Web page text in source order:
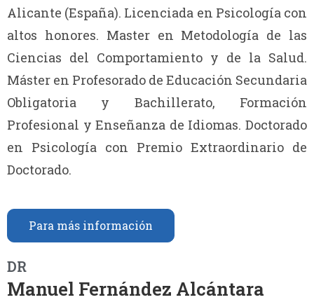
Alicante (España). Licenciada en Psicología con
altos honores. Master en Metodología de las
Ciencias del Comportamiento y de la Salud.
Máster en Profesorado de Educación Secundaria
Obligatoria y Bachillerato, Formación
Profesional y Enseñanza de Idiomas. Doctorado
en Psicología con Premio Extraordinario de
Doctorado.
Para más información
DR
Manuel Fernández Alcántara